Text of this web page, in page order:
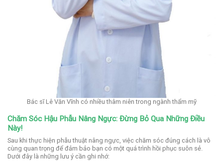
Bác sĩ Lê Văn Vĩnh có nhiều thâm niên trong ngành thẩm mỹ
Chăm Sóc Hậu Phẫu Nâng Ngực: Đừng Bỏ Qua Những Điều
Này!
Sau khi thực hiện phẫu thuật nâng ngực, việc chăm sóc đúng cách là vô
cùng quan trọng để đảm bảo bạn có một quá trình hồi phục suôn sẻ.
Dưới đây là những lưu ý cần ghi nhớ: